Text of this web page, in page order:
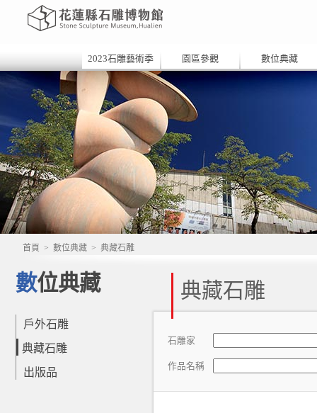
2023石雕藝術季 園區參觀 數位典藏
首頁 > 數位典藏 > 典藏石雕
數位典藏
戶外石雕
典藏石雕
出版品
典藏石雕
石雕家
作品名稱